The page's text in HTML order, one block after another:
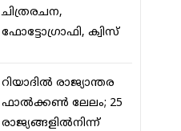
ചിത്രരചന,
ഫോട്ടോഗ്രാഫി, ക്വിസ്
റിയാദില്‍ രാജ്യാന്തര
ഫാല്‍ക്കണ്‍ ലേലം; 25
രാജ്യങ്ങളില്‍നിന്ന്